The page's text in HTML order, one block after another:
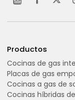
Productos
Cocinas de gas
Placas de gas
Cocinas a gas de
Cocinas híbridas